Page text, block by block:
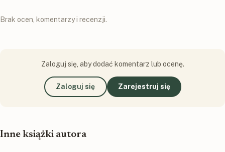
Brak ocen, komentarzy i recenzji.
Zaloguj się, aby dodać komentarz lub ocenę.
Zaloguj się Zarejestruj się
Inne książki autora